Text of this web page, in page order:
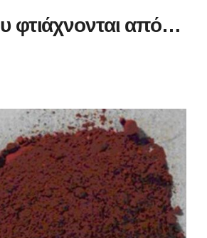
φτιάχνονται από…